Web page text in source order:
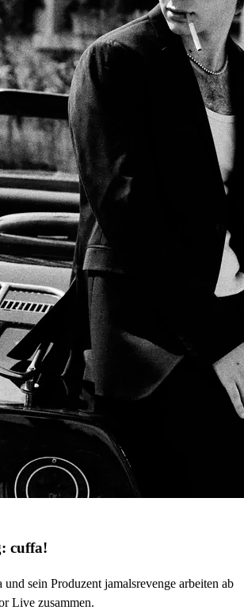
cuffa!
sein Produzent jamalsrevenge arbeiten ab
Live zusammen.